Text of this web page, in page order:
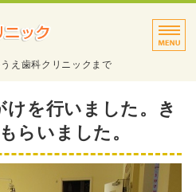
タイトルサンプル
え歯科クリニックまで
を行いました。き
らいました。